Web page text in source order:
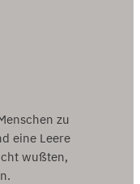
zu
eine Leere
wußten,